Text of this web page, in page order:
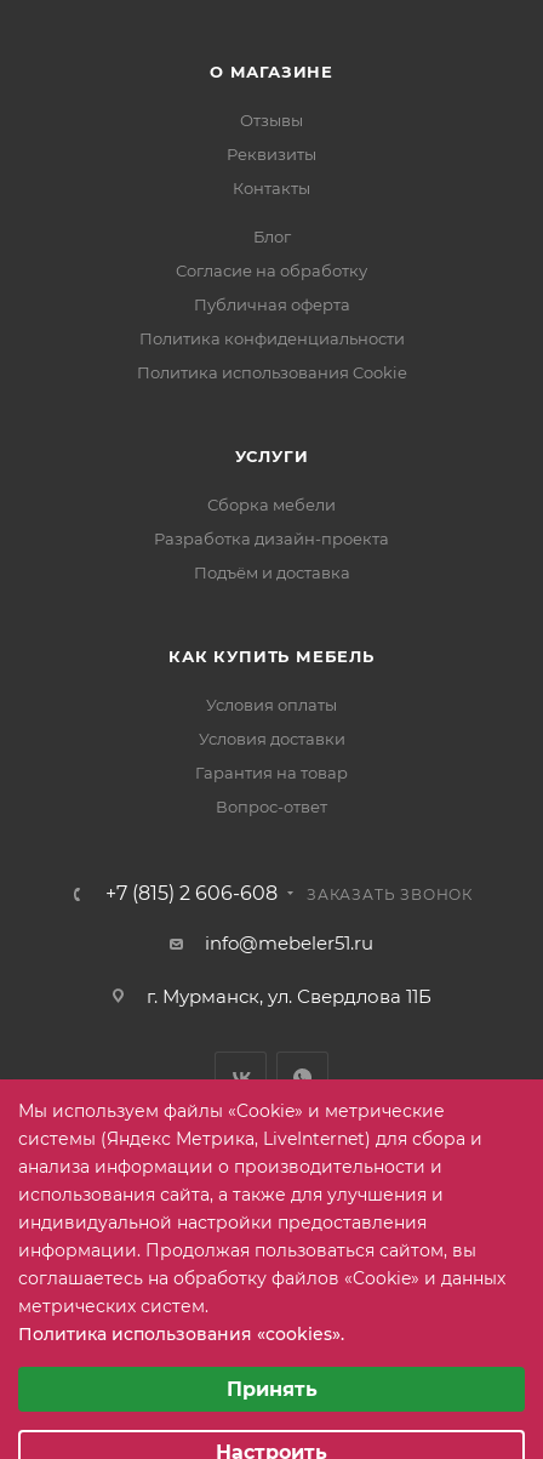
О МАГАЗИНЕ
Отзывы
Реквизиты
Контакты
Блог
Согласие на обработку
Публичная оферта
Политика конфиденциальности
Политика использования Cookie
УСЛУГИ
Сборка мебели
Разработка дизайн-проекта
Подъём и доставка
КАК КУПИТЬ МЕБЕЛЬ
Условия оплаты
Условия доставки
Гарантия на товар
Вопрос-ответ
+7 (815) 2 606-608 ЗАКАЗАТЬ ЗВОНОК
info@mebeler51.ru
г. Мурманск, ул. Свердлова 11Б
2005-2026 © mebelier51.ru - модный интернет-магазин не
дорогой корпусной мебели. Все права защищены.
Мы используем файлы «Cookie» и метрические
системы (Яндекс Метрика, LiveInternet) для сбора и
анализа информации о производительности и
использования сайта, а также для улучшения и
индивидуальной настройки предоставления
информации. Продолжая пользоваться сайтом, вы
соглашаетесь на обработку файлов «Cookie» и данных
метрических систем.
Политика использования «cookies».
Аналитические/Функциональные
Принять
Настроить